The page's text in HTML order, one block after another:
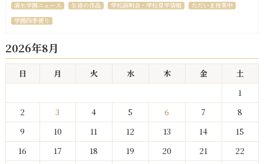
清水学園ニュース 生徒の作品 学校説明会・学校見学情報
ただいま授業中
学園四季便り
2026年8月
日 月 火 水 木 金 土
1
2
3 4 5 6 7
8
9
10 11 12 13 14
15
16
17 18 19 20 21
22